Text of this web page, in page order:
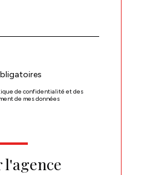
de confidentialité et des
de mes données
l'agence